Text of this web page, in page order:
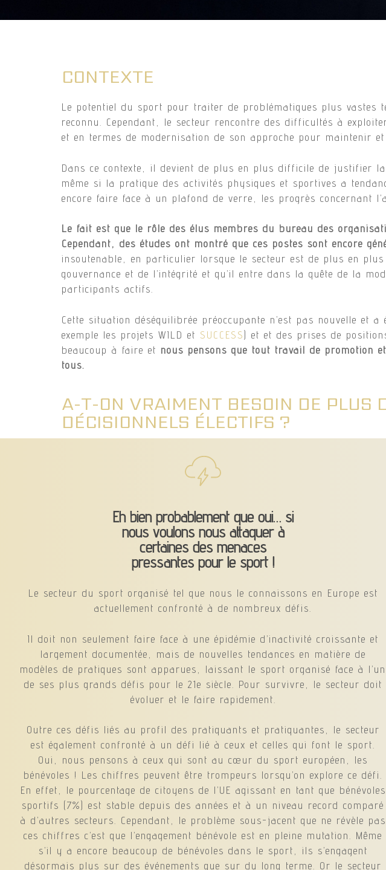
Hit enter to search or ESC to close
CONTEXTE
Le potentiel du sport pour traiter de problématiques plus vastes
reconnu. Cependant, le secteur rencontre des difficultés à
et en termes de modernisation de son approche pour maintenir
Dans ce contexte, il devient de plus en plus difficile de justifier
même si la pratique des activités physiques et sportives a
encore faire face à un plafond de verre, les progrès concernant
Le fait est que le rôle des élus membres du bureau des
Cependant, des études ont montré que ces postes sont encore
insoutenable, en particulier lorsque le secteur est de plus en
gouvernance et de l’intégrité et qu’il entre dans la quête de la
participants actifs.
Cette situation déséquilibrée préoccupante n’est pas nouvelle et
exemple les projets WILD et SUCCESS) et et des prises de
beaucoup à faire et nous pensons que tout travail de promotion
tous.
A-T-ON VRAIMENT BESOIN DE PLUS
DÉCISIONNELS ÉLECTIFS ?
Eh bien probablement que oui… si
nous voulons nous attaquer à
certaines des menaces
pressantes pour le sport !
Le secteur du sport organisé tel que nous le connaissons en Europe est
actuellement confronté à de nombreux défis.
Il doit non seulement faire face à une épidémie d’inactivité croissante et
largement documentée, mais de nouvelles tendances en matière de
modèles de pratiques sont apparues, laissant le sport organisé face à l’un
de ses plus grands défis pour le 21e siècle. Pour survivre, le secteur doit
évoluer et le faire rapidement.
Outre ces défis liés au profil des pratiquants et pratiquantes, le secteur
est également confronté à un défi lié à ceux et celles qui font le sport.
Oui, nous pensons à ceux qui sont au cœur du sport européen, les
bénévoles ! Les chiffres peuvent être trompeurs lorsqu’on explore ce défi.
En effet, le pourcentage de citoyens de l’UE agissant en tant que bénévoles
sportifs (7%) est stable depuis des années et à un niveau record comparé
à d’autres secteurs. Cependant, le problème sous-jacent que ne révèle pas
ces chiffres c’est que l’engagement bénévole est en pleine mutation. Même
s’il y a encore beaucoup de bénévoles dans le sport, ils s’engagent
désormais plus sur des événements que sur du long terme. Or le secteur